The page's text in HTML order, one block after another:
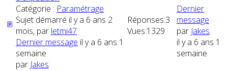
Catégorie : Paramétrage
Sujet démarré il y a 6 ans 2
mois, par letmi47
Dernier message il y a 6 ans 1
semaine
par Jakes
Réponses:3
Vues:1329
Dernier
message
par Jakes
il y a 6 ans 1
semaine